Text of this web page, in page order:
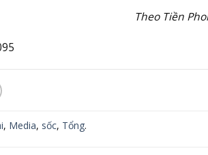
Theo Tiền
, Media, sốc, Tổng.